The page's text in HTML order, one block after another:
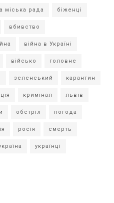
міська рада біженці
вбивство
війна в Україні
військо головне
зеленський карантин
кримінал львів
обстріл погода
росія смерть
українці